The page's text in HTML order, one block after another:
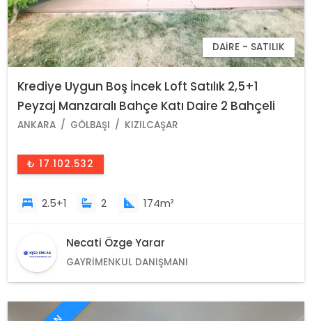
DAIRE - SATILIK
Krediye Uygun Boş İncek Loft Satılık 2,5+1
Peyzaj Manzaralı Bahçe Katı Daire 2 Bahçeli
ANKARA GÖLBAŞI KIZILCAŞAR
₺ 17.102.532
2.5+1 2 174m²
Necati Özge Yarar
GAYRIMENKUL DANIŞMANI